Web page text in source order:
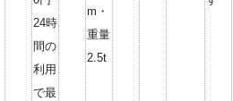
24時
間の
利用
で最
m・
重量
2.5t